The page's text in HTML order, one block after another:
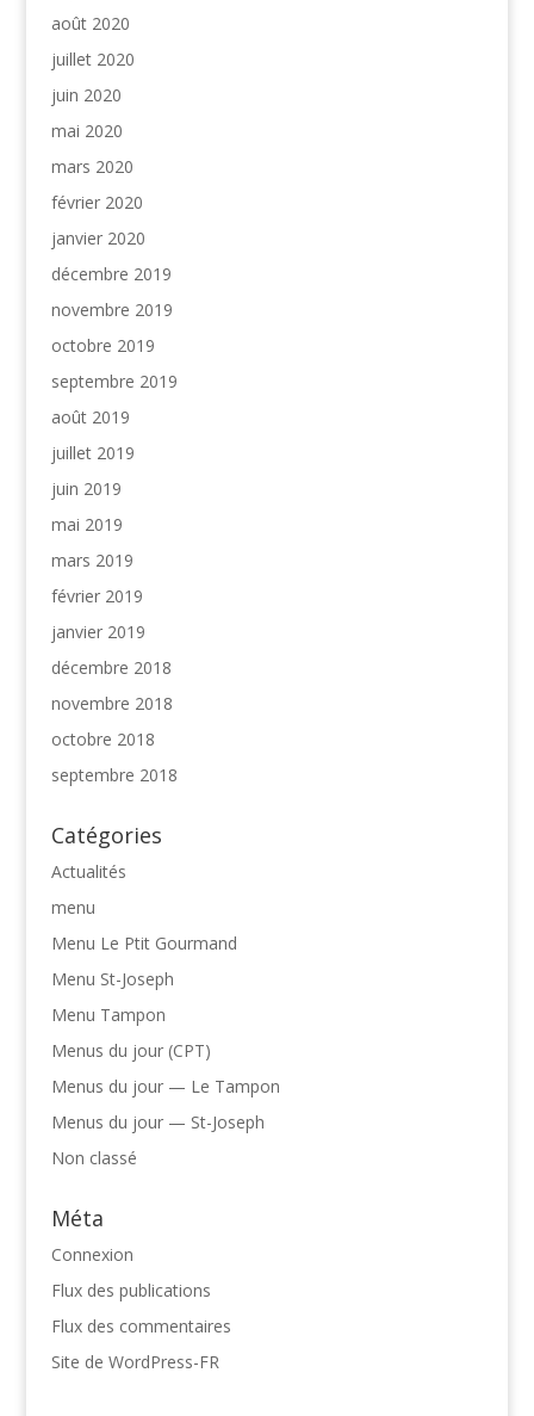
août 2020
juillet 2020
juin 2020
mai 2020
mars 2020
février 2020
janvier 2020
décembre 2019
novembre 2019
octobre 2019
septembre 2019
août 2019
juillet 2019
juin 2019
mai 2019
mars 2019
février 2019
janvier 2019
décembre 2018
novembre 2018
octobre 2018
septembre 2018
Catégories
Actualités
menu
Menu Le Ptit Gourmand
Menu St-Joseph
Menu Tampon
Menus du jour (CPT)
Menus du jour — Le Tampon
Menus du jour — St-Joseph
Non classé
Méta
Connexion
Flux des publications
Flux des commentaires
Site de WordPress-FR